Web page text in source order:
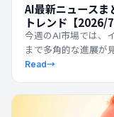
AI最新ニュースま
トレンド【2026/
今週のAI市場では、
まで多角的な進展が
Read→